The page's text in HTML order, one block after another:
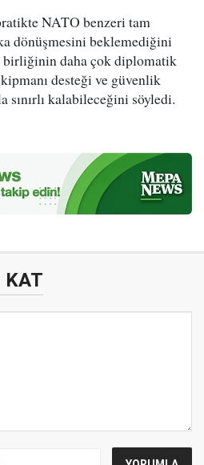
NATO benzeri tam
dönüşmesini beklemediğini
daha çok diplomatik
desteği ve güvenlik
sınırlı kalabileceğini söyledi.
KAT